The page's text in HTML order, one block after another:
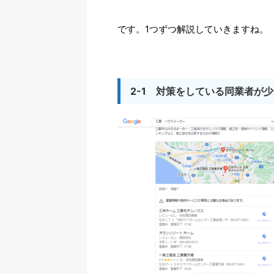
です。1つずつ解説していきますね。
2-1 対策をしている同業者が